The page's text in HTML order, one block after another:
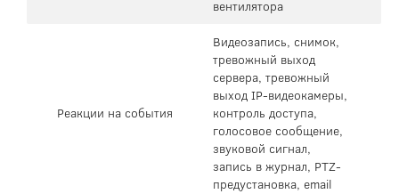
вентилятора
Реакции на события
Видеозапись, снимок,
тревожный выход
сервера, тревожный
выход IP-видеокамеры,
контроль доступа,
голосовое сообщение,
звуковой сигнал,
запись в журнал, PTZ-
предустановка, email